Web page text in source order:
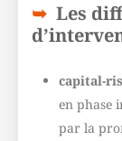
Les
capital-
en phase
par la